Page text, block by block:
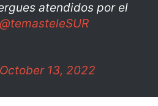
atendidos por el
@temasteleSUR
October 13, 2022